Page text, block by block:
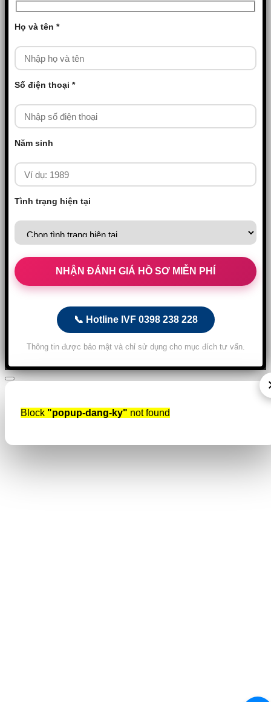
Họ và tên *
Số điện thoại *
Năm sinh
Tình trạng hiện tại
📞 Hotline IVF 0398 238 228
Thông tin được bảo mật và chỉ sử dụng cho mục đích tư vấn.
Block "popup-dang-ky" not found